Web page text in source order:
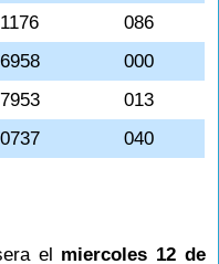
1176
086
6958
000
7953
013
0737 040
el miercoles 12 de